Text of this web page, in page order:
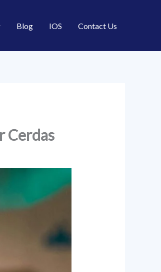
Blog IOS Contact Us
Cerdas